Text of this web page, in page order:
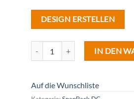
DESIGN ERSTELLEN
IN DEN
Auf die Wunschliste